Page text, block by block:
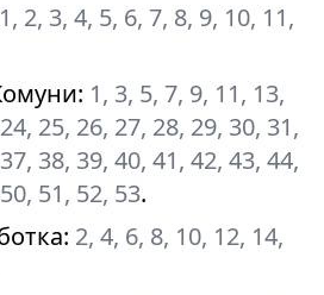
1, 2, 3, 4, 5, 6, 7, 8, 9, 10, 11,
: 1, 3, 5, 7, 9, 11, 13,
25, 26, 27, 28, 29, 30, 31,
38, 39, 40, 41, 42, 43, 44,
51, 52, 53.
: 2, 4, 6, 8, 10, 12, 14,